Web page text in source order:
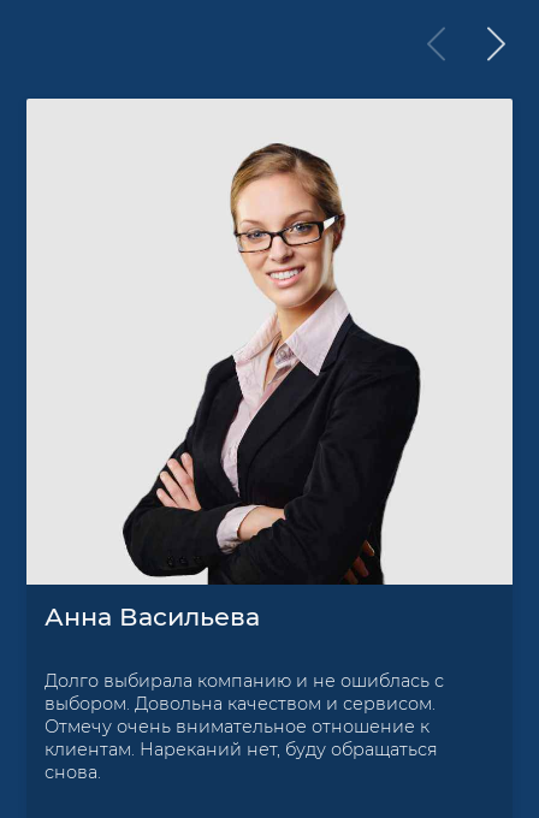
Анна Васильева
Долго выбирала компанию и не ошиблась с
выбором. Довольна качеством и сервисом.
Отмечу очень внимательное отношение к
клиентам. Нареканий нет, буду обращаться
снова.